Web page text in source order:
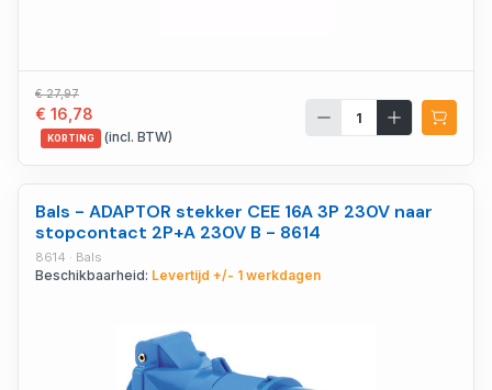
€ 27,97
€ 16,78
KORTING (incl. BTW)
Bals - ADAPTOR stekker CEE 16A 3P 230V naar
stopcontact 2P+A 230V B - 8614
8614 · Bals
Beschikbaarheid: Levertijd +/- 1 werkdagen